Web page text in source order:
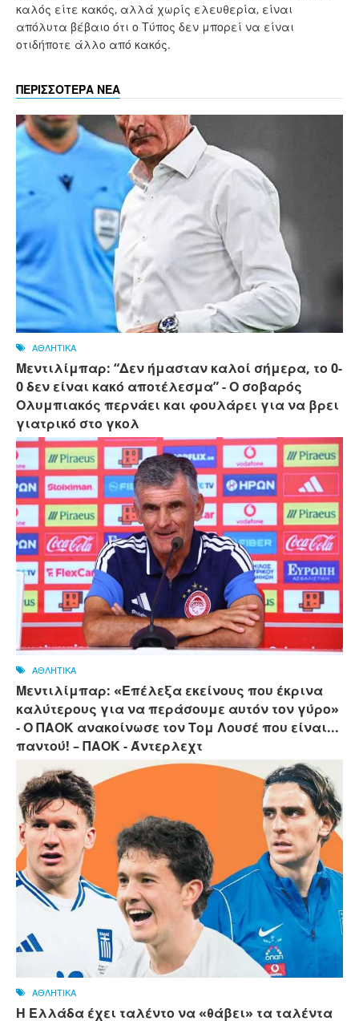
καλός είτε κακός, αλλά χωρίς ελευθερία, είναι
απόλυτα βέβαιο ότι ο Τύπος δεν μπορεί να είναι
οτιδήποτε άλλο από κακός.
ΠΕΡΙΣΣΟΤΕΡΑ ΝΕΑ
ΑΘΛΗΤΙΚΑ
Μεντιλίμπαρ: “Δεν ήμασταν καλοί σήμερα, το 0-
0 δεν είναι κακό αποτέλεσμα” - Ο σοβαρός
Ολυμπιακός περνάει και φουλάρει για να βρει
γιατρικό στο γκολ
ΑΘΛΗΤΙΚΑ
Μεντιλίμπαρ: «Επέλεξα εκείνους που έκρινα
καλύτερους για να περάσουμε αυτόν τον γύρο»
- Ο ΠΑΟΚ ανακοίνωσε τον Τομ Λουσέ που είναι...
παντού! – ΠΑΟΚ - Άντερλεχτ
ΑΘΛΗΤΙΚΑ
Η Ελλάδα έχει ταλέντο να «θάβει» τα ταλέντα